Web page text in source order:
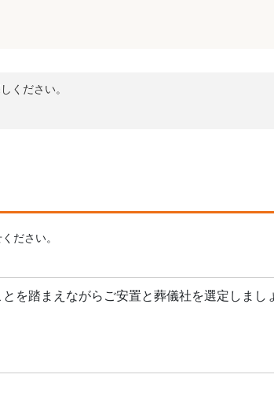
ください。
ださい。
を踏まえながらご安置と葬儀社を選定しまし